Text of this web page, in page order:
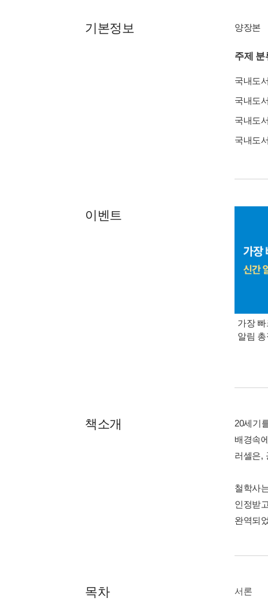
기본정보 양장본
주제 분
국내도
국내도
국내도
국내도
이벤트
가장
알림
책소개
20세기
배경속
러셀은,
철학사
인정받
완역되
목차 서론